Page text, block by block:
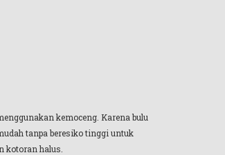
kemoceng. Karena bulu
tanpa beresiko tinggi untuk
kotoran halus.